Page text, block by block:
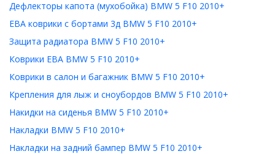
Дефлекторы капота (мухобойка) BMW 5 F10 2010+
ЕВА коврики с бортами 3д BMW 5 F10 2010+
Защита радиатора BMW 5 F10 2010+
Коврики ЕВА BMW 5 F10 2010+
Коврики в салон и багажник BMW 5 F10 2010+
Крепления для лыж и сноубордов BMW 5 F10 2010+
Накидки на сиденья BMW 5 F10 2010+
Накладки BMW 5 F10 2010+
Накладки на задний бампер BMW 5 F10 2010+